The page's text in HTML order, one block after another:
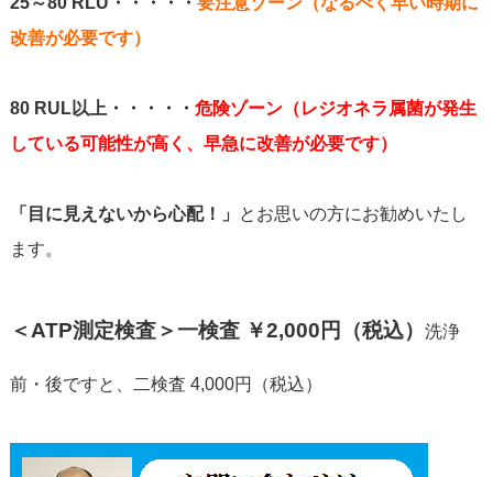
改善が必要です）
80 RUL以上・・・・・ 危険ゾーン（レジオネラ属菌が発生
している可能性が高く、早急に改善が必要です）
「目に見えないから心配！」
とお思いの方にお勧めいたし
ます。
＜ATP測定検査＞一検査 ￥2,000円（税込） 洗浄
前・後ですと、二検査 4,000円（税込）